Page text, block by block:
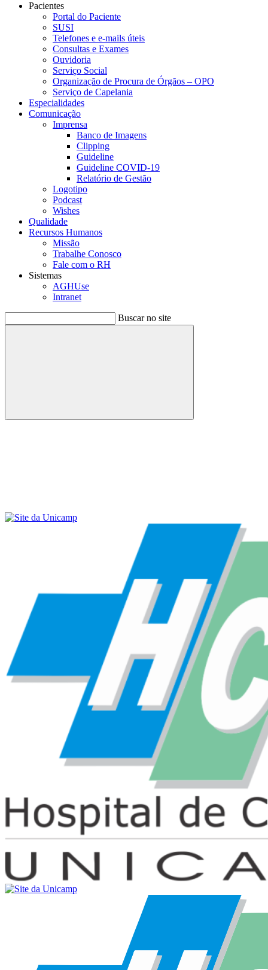
Pacientes
Portal do Paciente
SUSI
Telefones e e-mails úteis
Consultas e Exames
Ouvidoria
Serviço Social
Organização de Procura de Órgãos – OPO
Serviço de Capelania
Especialidades
Comunicação
Imprensa
Banco de Imagens
Clipping
Guideline
Guideline COVID-19
Relatório de Gestão
Logotipo
Podcast
Wishes
Qualidade
Recursos Humanos
Missão
Trabalhe Conosco
Fale com o RH
Sistemas
AGHUse
Intranet
Buscar no site
Buscar